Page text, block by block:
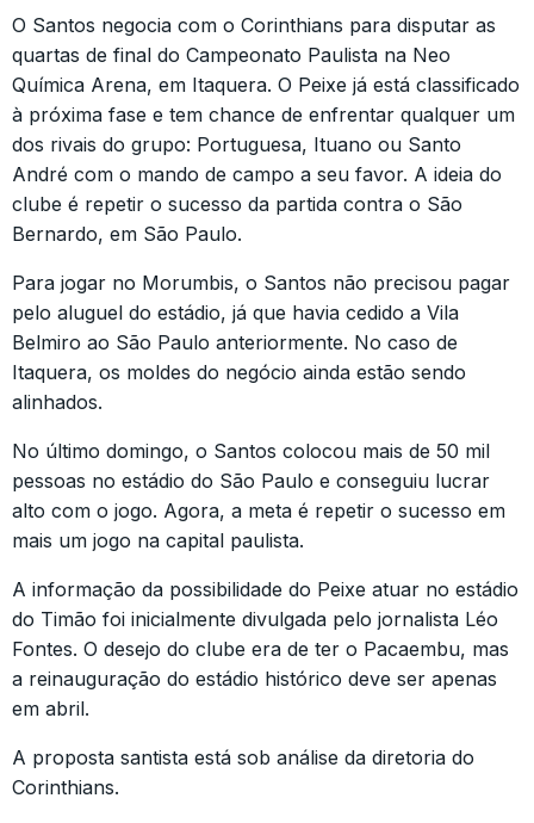
O Santos negocia com o Corinthians para disputar as
quartas de final do Campeonato Paulista na Neo
Química Arena, em Itaquera. O Peixe já está classificado
à próxima fase e tem chance de enfrentar qualquer um
dos rivais do grupo: Portuguesa, Ituano ou Santo
André com o mando de campo a seu favor. A ideia do
clube é repetir o sucesso da partida contra o São
Bernardo, em São Paulo.
Para jogar no Morumbis, o Santos não precisou pagar
pelo aluguel do estádio, já que havia cedido a Vila
Belmiro ao São Paulo anteriormente. No caso de
Itaquera, os moldes do negócio ainda estão sendo
alinhados.
No último domingo, o Santos colocou mais de 50 mil
pessoas no estádio do São Paulo e conseguiu lucrar
alto com o jogo. Agora, a meta é repetir o sucesso em
mais um jogo na capital paulista.
A informação da possibilidade do Peixe atuar no estádio
do Timão foi inicialmente divulgada pelo jornalista Léo
Fontes. O desejo do clube era de ter o Pacaembu, mas
a reinauguração do estádio histórico deve ser apenas
em abril.
A proposta santista está sob análise da diretoria do
Corinthians.